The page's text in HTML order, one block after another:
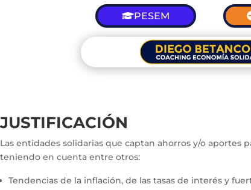
PESEM
JUSTIFICACIÓN
Las entidades solidarias que captan ahorros y/o aportes
teniendo en cuenta entre otros:
Tendencias de la inflación, de las tasas de interés y